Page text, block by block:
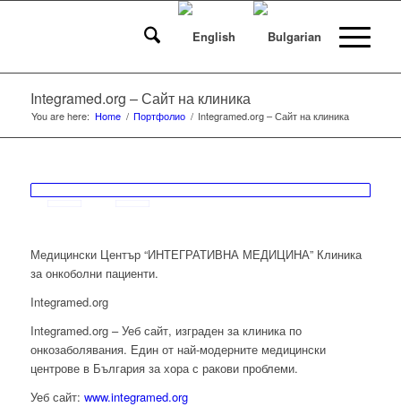
Integramed.org – Сайт на клиника
You are here: Home / Портфолио / Integramed.org – Сайт на клиника
Медицински Център “ИНТЕГРАТИВНА МЕДИЦИНА” Клиника
за онкоболни пациенти.
Integramed.org
Integramed.org – Уеб сайт, изграден за клиника по
онкозаболявания. Един от най-модерните медицински
центрове в България за хора с ракови проблеми.
Уеб сайт: www.integramed.org